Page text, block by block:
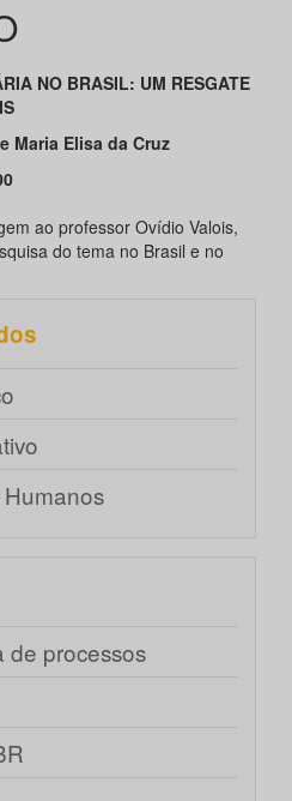
NO BRASIL: UM RESGATE
Maria Elisa da Cruz
ao professor Ovídio Valois,
do tema no Brasil e no
de processos